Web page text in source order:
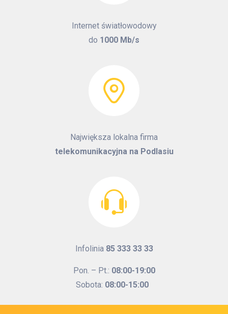
Internet światłowodowy
do 1000 Mb/s
Największa lokalna firma
telekomunikacyjna na Podlasiu
Infolinia 85 333 33 33
Pon. – Pt.: 08:00-19:00
Sobota: 08:00-15:00